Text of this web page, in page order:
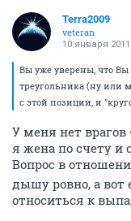
Terra2009
veteran
10 января 2011
Вы уже уверены, что Вы
треугольника (ну или
с этой позиции, и
У меня нет врагов
я жена по счету и
Вопрос в
дышу ровно, а вот
относиться к